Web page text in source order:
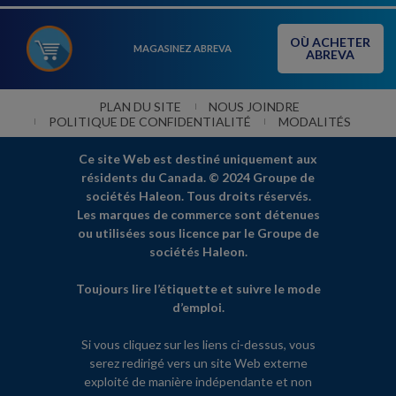
MAGASINEZ ABREVA
OÙ ACHETER
ABREVA
PLAN DU SITE
NOUS JOINDRE
POLITIQUE DE CONFIDENTIALITÉ
MODALITÉS
Ce site Web est destiné uniquement aux
résidents du Canada. © 2024 Groupe de
sociétés Haleon. Tous droits réservés.
Les marques de commerce sont détenues
ou utilisées sous licence par le Groupe de
sociétés Haleon.
Toujours lire l’étiquette et suivre le mode
d’emploi.
Si vous cliquez sur les liens ci-dessus, vous
serez redirigé vers un site Web externe
exploité de manière indépendante et non